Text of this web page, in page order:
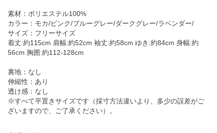
素材：ポリエステル100%
カラー：モカ/ピンク/ブルーグレー/ダークグレー/ラベンダー/
サイズ：フリーサイズ
着丈:約115cm 肩幅:約52cm 袖丈:約58cm ゆき:約84cm 身幅:約
56cm 胸囲:約112-128cm
裏地：なし
伸縮性：あり
透け感：なし
※すべて平置きサイズです（採寸方法違いより、多少の誤差がご
ざいますので、ご了承ください）。